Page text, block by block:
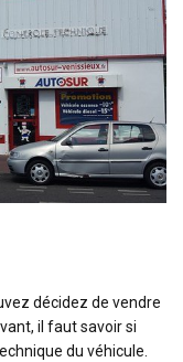
décidez de vendre
il faut savoir si
du véhicule.